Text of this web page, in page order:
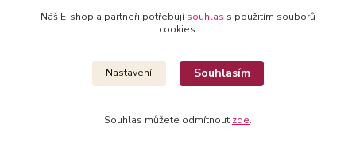
Náš E-shop a partneři potřebujísouhlas s použitím souborů
cookies.
Nastavení Souhlasím
Souhlas můžete odmítnout zde.